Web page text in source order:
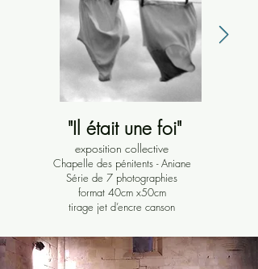
"Il était une foi"
exposition collective
Chapelle des pénitents - Aniane
Série de 7 photographies
format 40cm x50cm
tirage jet d’encre canson